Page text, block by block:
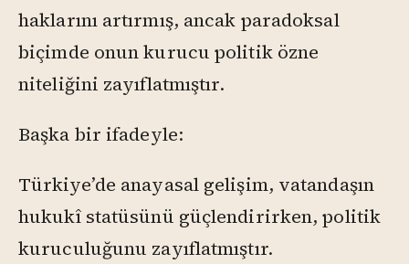
haklarını artırmış, ancak paradoksal
biçimde onun kurucu politik özne
niteliğini zayıflatmıştır.
Başka bir ifadeyle:
Türkiye’de anayasal gelişim, vatandaşın
hukukî statüsünü güçlendirirken, politik
kuruculuğunu zayıflatmıştır.